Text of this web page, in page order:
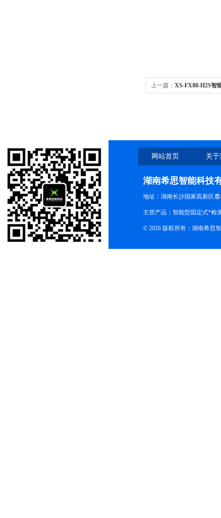
上一篇： XS-FX80-H2S智
网站首页 关
湖南希思智能科技
地址：湖南长沙国家高新区
主营产品：智能型固定式*检
© 2026 版权所有：湖南希思